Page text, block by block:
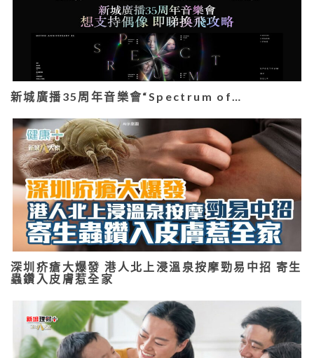
新城廣播35周年音樂會“Spectrum of…
深圳疥瘡大爆發 港人北上浸溫泉按摩勁易中招 寄生
蟲鑽入皮膚惹全家